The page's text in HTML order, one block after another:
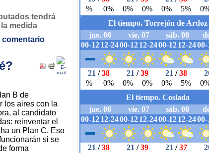
tendrá
medida
comentario
B de
los aires con la
al candidato
reinventar el
un Plan C. Eso
si se
forma